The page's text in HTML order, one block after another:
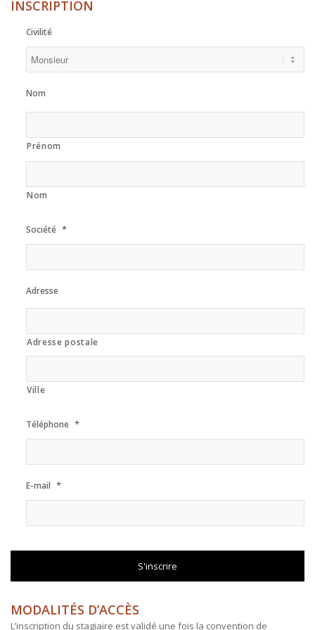
INSCRIPTION
Civilité
Nom
Prénom
Nom
Société *
Adresse
Adresse postale
Ville
Téléphone *
E-mail *
MODALITÉS D’ACCÈS
L’inscription du stagiaire est validé une fois la convention de